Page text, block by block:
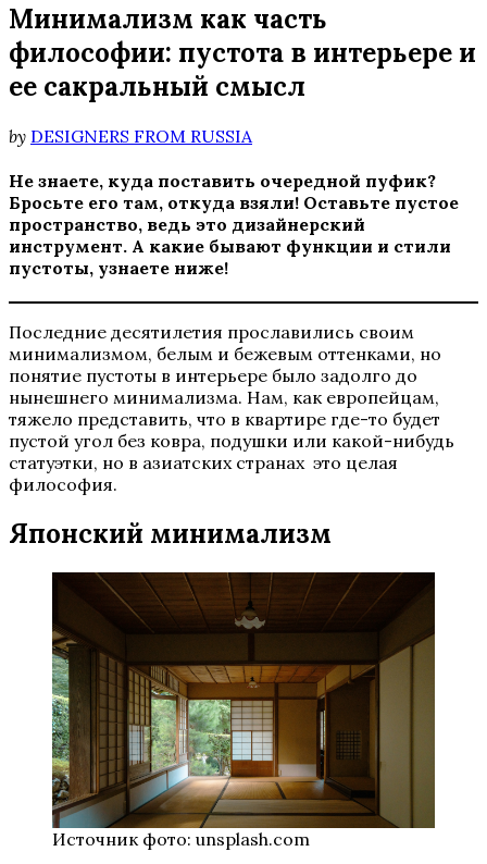
Минимализм как часть
философии: пустота в интерьере и
ее сакральный смысл
by DESIGNERS FROM RUSSIA
Не знаете, куда поставить очередной пуфик?
Бросьте его там, откуда взяли! Оставьте пустое
пространство, ведь это дизайнерский
инструмент. А какие бывают функции и стили
пустоты, узнаете ниже!
Последние десятилетия прославились своим
минимализмом, белым и бежевым оттенками, но
понятие пустоты в интерьере было задолго до
нынешнего минимализма. Нам, как европейцам,
тяжело представить, что в квартире где-то будет
пустой угол без ковра, подушки или какой-нибудь
статуэтки, но в азиатских странах это целая
философия.
Японский минимализм
Источник фото: unsplash.com